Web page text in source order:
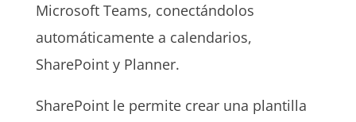
Microsoft Teams, conectándolos
automáticamente a calendarios,
SharePoint y Planner.
SharePoint le permite crear una plantilla